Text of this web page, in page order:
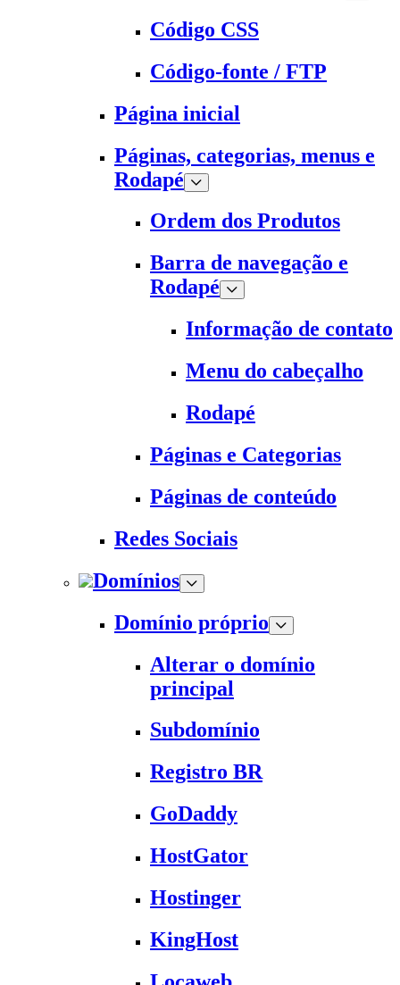
Código CSS
Código-fonte / FTP
Página inicial
Páginas, categorias, menus e
Rodapé
Ordem dos Produtos
Barra de navegação e
Rodapé
Informação de contato
Menu do cabeçalho
Rodapé
Páginas e Categorias
Páginas de conteúdo
Redes Sociais
Domínios
Domínio próprio
Alterar o domínio
principal
Subdomínio
Registro BR
GoDaddy
HostGator
Hostinger
KingHost